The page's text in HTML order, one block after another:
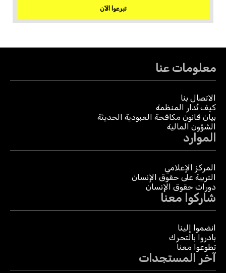
تبرعوا الآن
معلومات عنا
الاتصال بنا
كيف تُدار المنظمة
بيان قانون مكافحة العبودية الحديثة
الشؤون المالية
الموارد
المركز الإعلامي
التربية على حقوق الإنسان
دورات حقوق الإنسان
شاركوا معنا
انضموا إلينا
بادروا بالتحرك
تطوعوا معنا
آخر المستجدات